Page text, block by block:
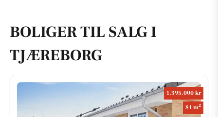
BOLIGER TIL SALG I
TJÆREBORG
1.395.000 kr
81 m2